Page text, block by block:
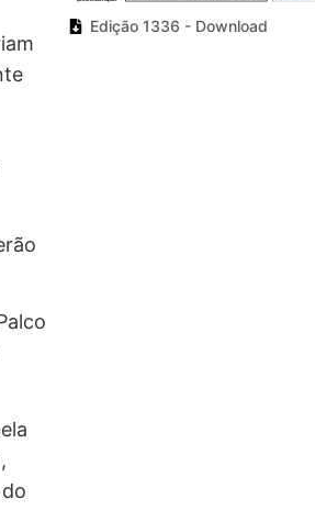
Edição 1336 - Download